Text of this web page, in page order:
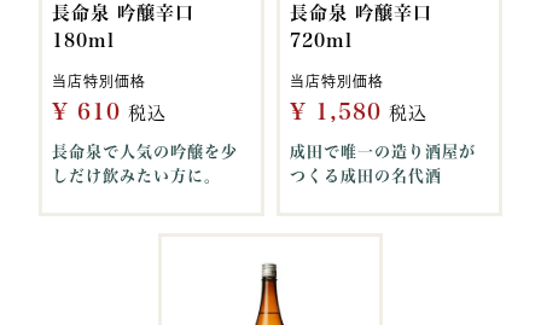
長命泉 吟醸辛口
180ml
当店特別価格
¥ 610 税込
長命泉で人気の吟醸を少
しだけ飲みたい方に。
長命泉 吟醸辛口
720ml
当店特別価格
¥ 1,580 税込
成田で唯一の造り酒屋が
つくる成田の名代酒